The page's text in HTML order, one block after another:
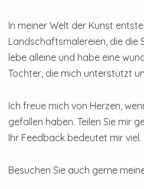
In meiner Welt der Kunst
Landschaftsmalereien, die die
lebe alleine und habe eine
Tochter, die mich unterstützt
Ich freue mich von Herzen,
gefallen haben. Teilen Sie mir
Ihr Feedback bedeutet mir viel.
Besuchen Sie auch gerne